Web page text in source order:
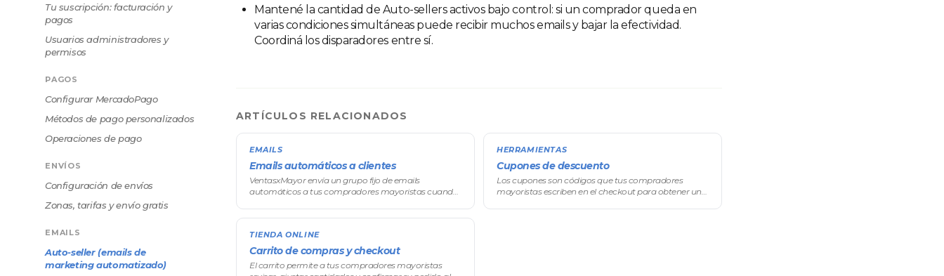
Tu suscripción: facturación y
pagos
Usuarios administradores y
permisos
PAGOS
Configurar MercadoPago
Métodos de pago personalizados
Operaciones de pago
ENVÍOS
Configuración de envíos
Zonas, tarifas y envío gratis
EMAILS
Auto-seller (emails de
marketing automatizado)
Mantené la cantidad de Auto-sellers activos bajo control: si un comprador queda en
varias condiciones simultáneas puede recibir muchos emails y bajar la efectividad.
Coordiná los disparadores entre sí.
ARTÍCULOS RELACIONADOS
EMAILS
Emails automáticos a clientes
VentasxMayor envía un grupo fijo de emails
automáticos a tus compradores mayoristas cuando
HERRAMIENTAS
Cupones de descuento
Los cupones son códigos que tus compradores
mayoristas escriben en el checkout para obtener un
TIENDA ONLINE
Carrito de compras y checkout
El carrito permite a tus compradores mayoristas